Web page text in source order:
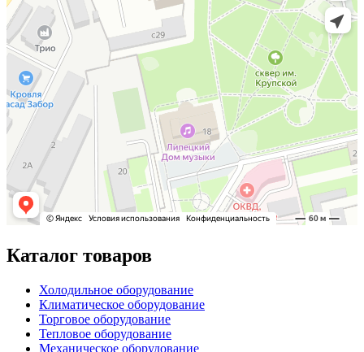
Каталог товаров
Холодильное оборудование
Климатическое оборудование
Торговое оборудование
Тепловое оборудование
Механическое оборудование